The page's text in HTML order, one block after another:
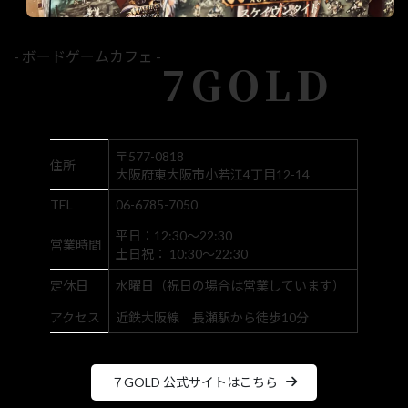
- ボードゲームカフェ - 7GOLD
住所
〒577-0818
大阪府東大阪市小若江4丁目12-14
TEL
06-6785-7050
営業時間
平日：12:30～22:30
土日祝： 10:30～22:30
定休日 水曜日（祝日の場合は営業しています）
アクセス 近鉄大阪線 長瀬駅から徒歩10分
７GOLD 公式サイトはこちら